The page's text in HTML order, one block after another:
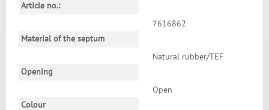
Article no.:
7616862
Material of the septum
Natural rubber/TEF
Opening
Open
Colour